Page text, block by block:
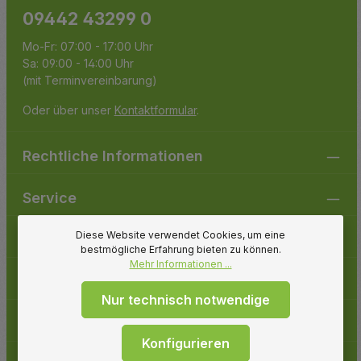
09442 43299 0
Mo-Fr: 07:00 - 17:00 Uhr
Sa: 09:00 - 14:00 Uhr
(mit Terminvereinbarung)
Oder über unser Kontaktformular.
Rechtliche Informationen
Service
Gartenpirat
Folge uns
Zahlungsarten
Diese Website verwendet Cookies, um eine
bestmögliche Erfahrung bieten zu können.
Mehr Informationen ...
Nur technisch notwendige
Konfigurieren